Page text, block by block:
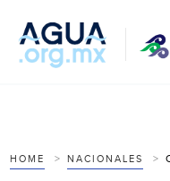
HOME NACIONALES